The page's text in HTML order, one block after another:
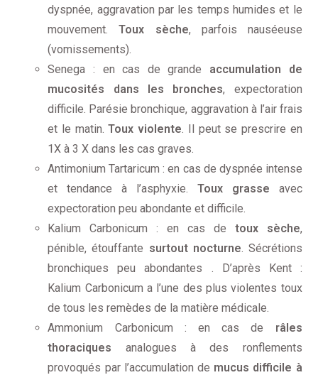
dyspnée, aggravation par les temps humides et le
mouvement.Toux sèche, parfois nauséeuse
(vomissements).
Senega : en cas de grande accumulation de
mucosités dans les bronches, expectoration
difficile. Parésie bronchique, aggravation à l’air frais
et le matin.Toux violente. Il peut se prescrire en
1X à 3 X dans les cas graves.
Antimonium Tartaricum : en cas de dyspnée intense
et tendance à l’asphyxie. Toux grasse avec
expectoration peu abondante et difficile.
Kalium Carbonicum : en cas de toux sèche,
pénible, étouffante surtout nocturne. Sécrétions
bronchiques peu abondantes . D’après Kent :
Kalium Carbonicum a l’une des plus violentes toux
de tous les remèdes de la matière médicale.
Ammonium Carbonicum : en cas de râles
thoraciques analogues à des ronflements
provoqués par l’accumulation de mucus difficile à